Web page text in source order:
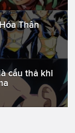
Thân
cẩu thả khi